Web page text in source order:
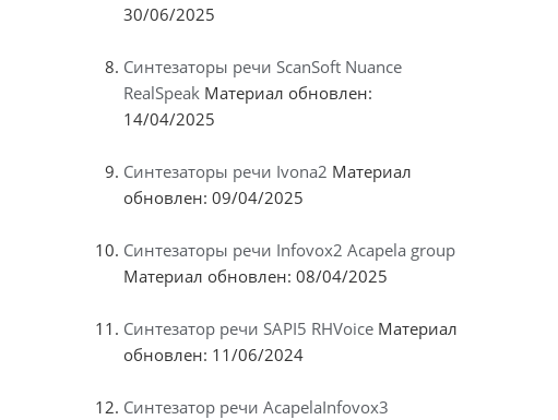
30/06/2025
Синтезаторы речи ScanSoft Nuance
RealSpeak Материал обновлен:
14/04/2025
Синтезаторы речи Ivona2 Материал
обновлен: 09/04/2025
Синтезаторы речи Infovox2 Acapela group
Материал обновлен: 08/04/2025
Синтезатор речи SAPI5 RHVoice Материал
обновлен: 11/06/2024
Синтезатор речи AcapelaInfovox3